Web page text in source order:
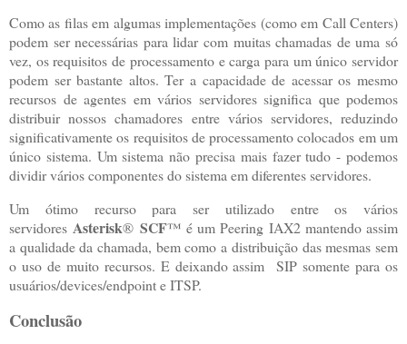
Como as filas em algumas implementações (como em Call Centers)
podem ser necessárias para lidar com muitas chamadas de uma só
vez, os requisitos de processamento e carga para um único servidor
podem ser bastante altos. Ter a capacidade de acessar os mesmo
recursos de agentes em vários servidores significa que podemos
distribuir nossos chamadores entre vários servidores, reduzindo
significativamente os requisitos de processamento colocados em um
único sistema. Um sistema não precisa mais fazer tudo - podemos
dividir vários componentes do sistema em diferentes servidores.
Um ótimo recurso para ser utilizado entre os vários
servidores Asterisk® SCF™ é um Peering IAX2 mantendo assim
a qualidade da chamada, bem como a distribuição das mesmas sem
o uso de muito recursos. E deixando assim SIP somente para os
usuários/devices/endpoint e ITSP.
Conclusão